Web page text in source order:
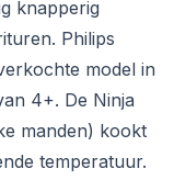
knapperig
Philips
model in
4+. De Ninja
manden) kookt
temperatuur.